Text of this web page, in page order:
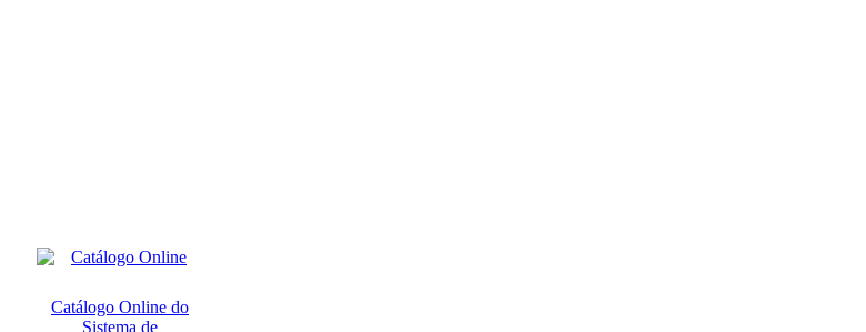
Catálogo Online do
Sistema de